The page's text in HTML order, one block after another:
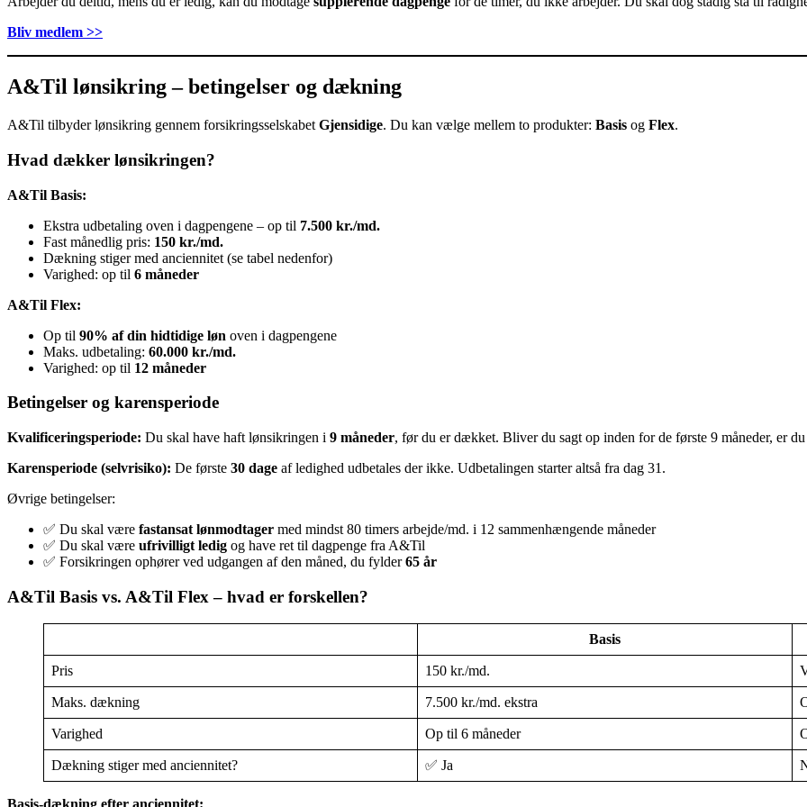
Bliv medlem >>
A&Til lønsikring – betingelser og dækning
A&Til tilbyder lønsikring gennem forsikringsselskabet Gjensidige. Du kan vælge mellem to produkter: Basis og Flex.
Hvad dækker lønsikringen?
A&Til Basis:
Ekstra udbetaling oven i dagpengene – op til 7.500 kr./md.
Fast månedlig pris: 150 kr./md.
Dækning stiger med anciennitet (se tabel nedenfor)
Varighed: op til 6 måneder
A&Til Flex:
Op til 90% af din hidtidige løn oven i dagpengene
Maks. udbetaling: 60.000 kr./md.
Varighed: op til 12 måneder
Betingelser og karensperiode
Kvalificeringsperiode: Du skal have haft lønsikringen i 9 måneder, før du er dækket. Bliver du sagt op inden for de første 9 måneder, er
Karensperiode (selvrisiko): De første 30 dage af ledighed udbetales der ikke. Udbetalingen starter altså fra dag 31.
Øvrige betingelser:
✅ Du skal være fastansat lønmodtager med mindst 80 timers arbejde/md. i 12 sammenhængende måneder
✅ Du skal være ufrivilligt ledig og have ret til dagpenge fra A&Til
✅ Forsikringen ophører ved udgangen af den måned, du fylder65 år
A&Til Basis vs. A&Til Flex – hvad er forskellen?
Basis
Pris 150 kr./md.
Maks. dækning 7.500 kr./md. ekstra
Varighed Op til 6 måneder
Dækning stiger med anciennitet? ✅ Ja